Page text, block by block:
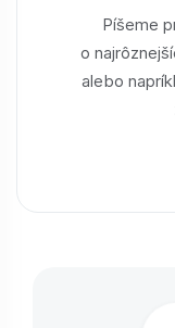
Píšeme
o
alebo